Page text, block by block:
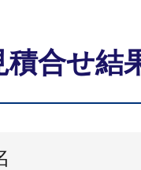
積合せ